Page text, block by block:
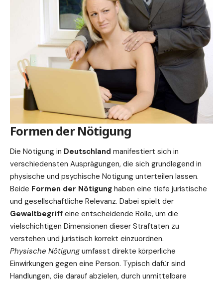
Formen der Nötigung
Die Nötigung in Deutschland manifestiert sich in
verschiedensten Ausprägungen, die sich grundlegend in
physische und psychische Nötigung unterteilen lassen.
Beide Formen der Nötigung haben eine tiefe juristische
und gesellschaftliche Relevanz. Dabei spielt der
Gewaltbegriff eine entscheidende Rolle, um die
vielschichtigen Dimensionen dieser Straftaten zu
verstehen und juristisch korrekt einzuordnen.
Physische Nötigungumfasst direkte körperliche
Einwirkungen gegen eine Person. Typisch dafür sind
Handlungen, die darauf abzielen, durch unmittelbare